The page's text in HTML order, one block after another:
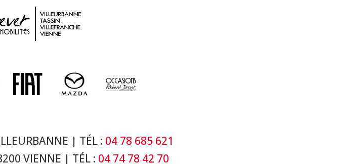
| TÉL : 04 78 685 621
VIENNE | TÉL : 04 74 78 42 70